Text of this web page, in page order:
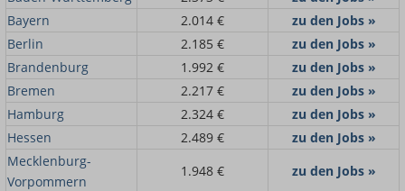
Bayern
2.014 €
zu den Jobs »
Berlin
2.185 €
zu den Jobs »
Brandenburg
1.992 €
zu den Jobs »
Bremen
2.217 €
zu den Jobs »
Hamburg
2.324 €
zu den Jobs »
Hessen
2.489 €
zu den Jobs »
Mecklenburg-
Vorpommern
1.948 €
zu den Jobs »